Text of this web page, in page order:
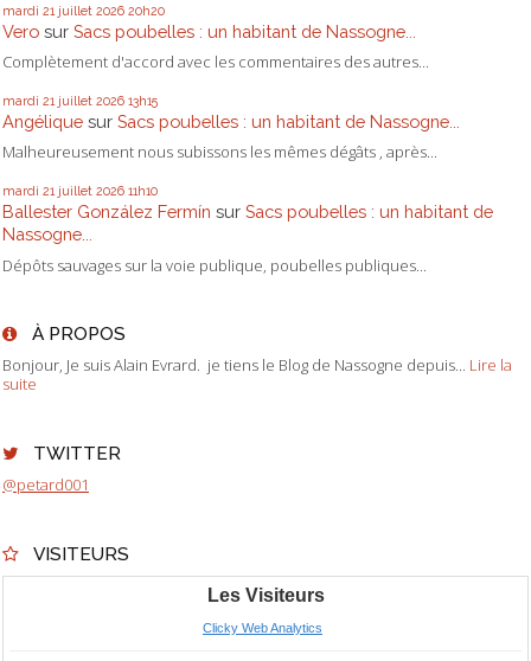
mardi 21 juillet 2026 20h20
Vero sur Sacs poubelles : un habitant de Nassogne...
Complètement d'accord avec les commentaires des autres...
mardi 21 juillet 2026 13h15
Angélique sur Sacs poubelles : un habitant de Nassogne...
Malheureusement nous subissons les mêmes dégâts , après...
mardi 21 juillet 2026 11h10
Ballester González Fermín sur Sacs poubelles : un habitant de
Nassogne...
Dépôts sauvages sur la voie publique, poubelles publiques...
À PROPOS
Bonjour, Je suis Alain Evrard. je tiens le Blog de Nassogne depuis... Lire la
suite
TWITTER
@petard001
VISITEURS